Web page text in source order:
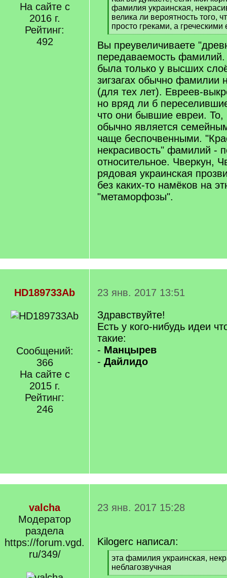
На сайте с
2016 г.
Рейтинг:
492
q
]
фамилия украинская,
велика ли вероятность того,
просто греками, а
[
q
]
Вы преувеличиваете
передаваемость
была только у высших
зигзагах обычно фамилии
(для тех лет). Евреев-
но вряд ли б
что они бывшие евреи. То,
обычно является
чаще беспочвенными.
некрасивость" фамилий -
относительное. Чверкун,
рядовая украинская
без каких-то намёков на
"метаморфозы".
HD189733Ab
Сообщений:
366
На сайте с
2015 г.
Рейтинг:
246
23 янв. 2017 13:51
Здравствуйте!
Есть у кого-нибудь идеи
такие:
- Манцырев
- Дайлидо
valcha
Модератор
раздела
https://forum.vgd.
ru/349/
23 янв. 2017 15:28
Kilogerc написал:
[
q
]
эта фамилия украинская,
неблагозвучная
[